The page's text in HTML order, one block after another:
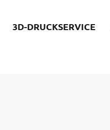
3D-DRUCKSERVICE